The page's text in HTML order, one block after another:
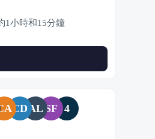
1小時和15分鐘
CA CD AL SF 4